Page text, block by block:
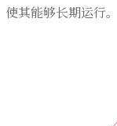
其能够长期运行。